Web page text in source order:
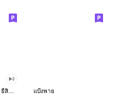
แป้งพาย